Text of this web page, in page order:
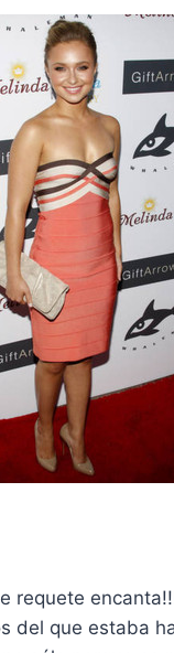
requete
del que estaba